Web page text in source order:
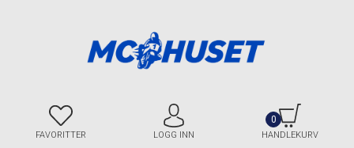
FAVORITTER LOGG INN HANDLEKURV
0